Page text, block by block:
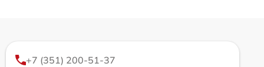
+7 (351) 200-51-37